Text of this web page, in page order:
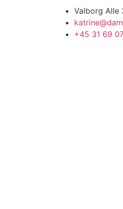
Valborg Alle
+45 31 69